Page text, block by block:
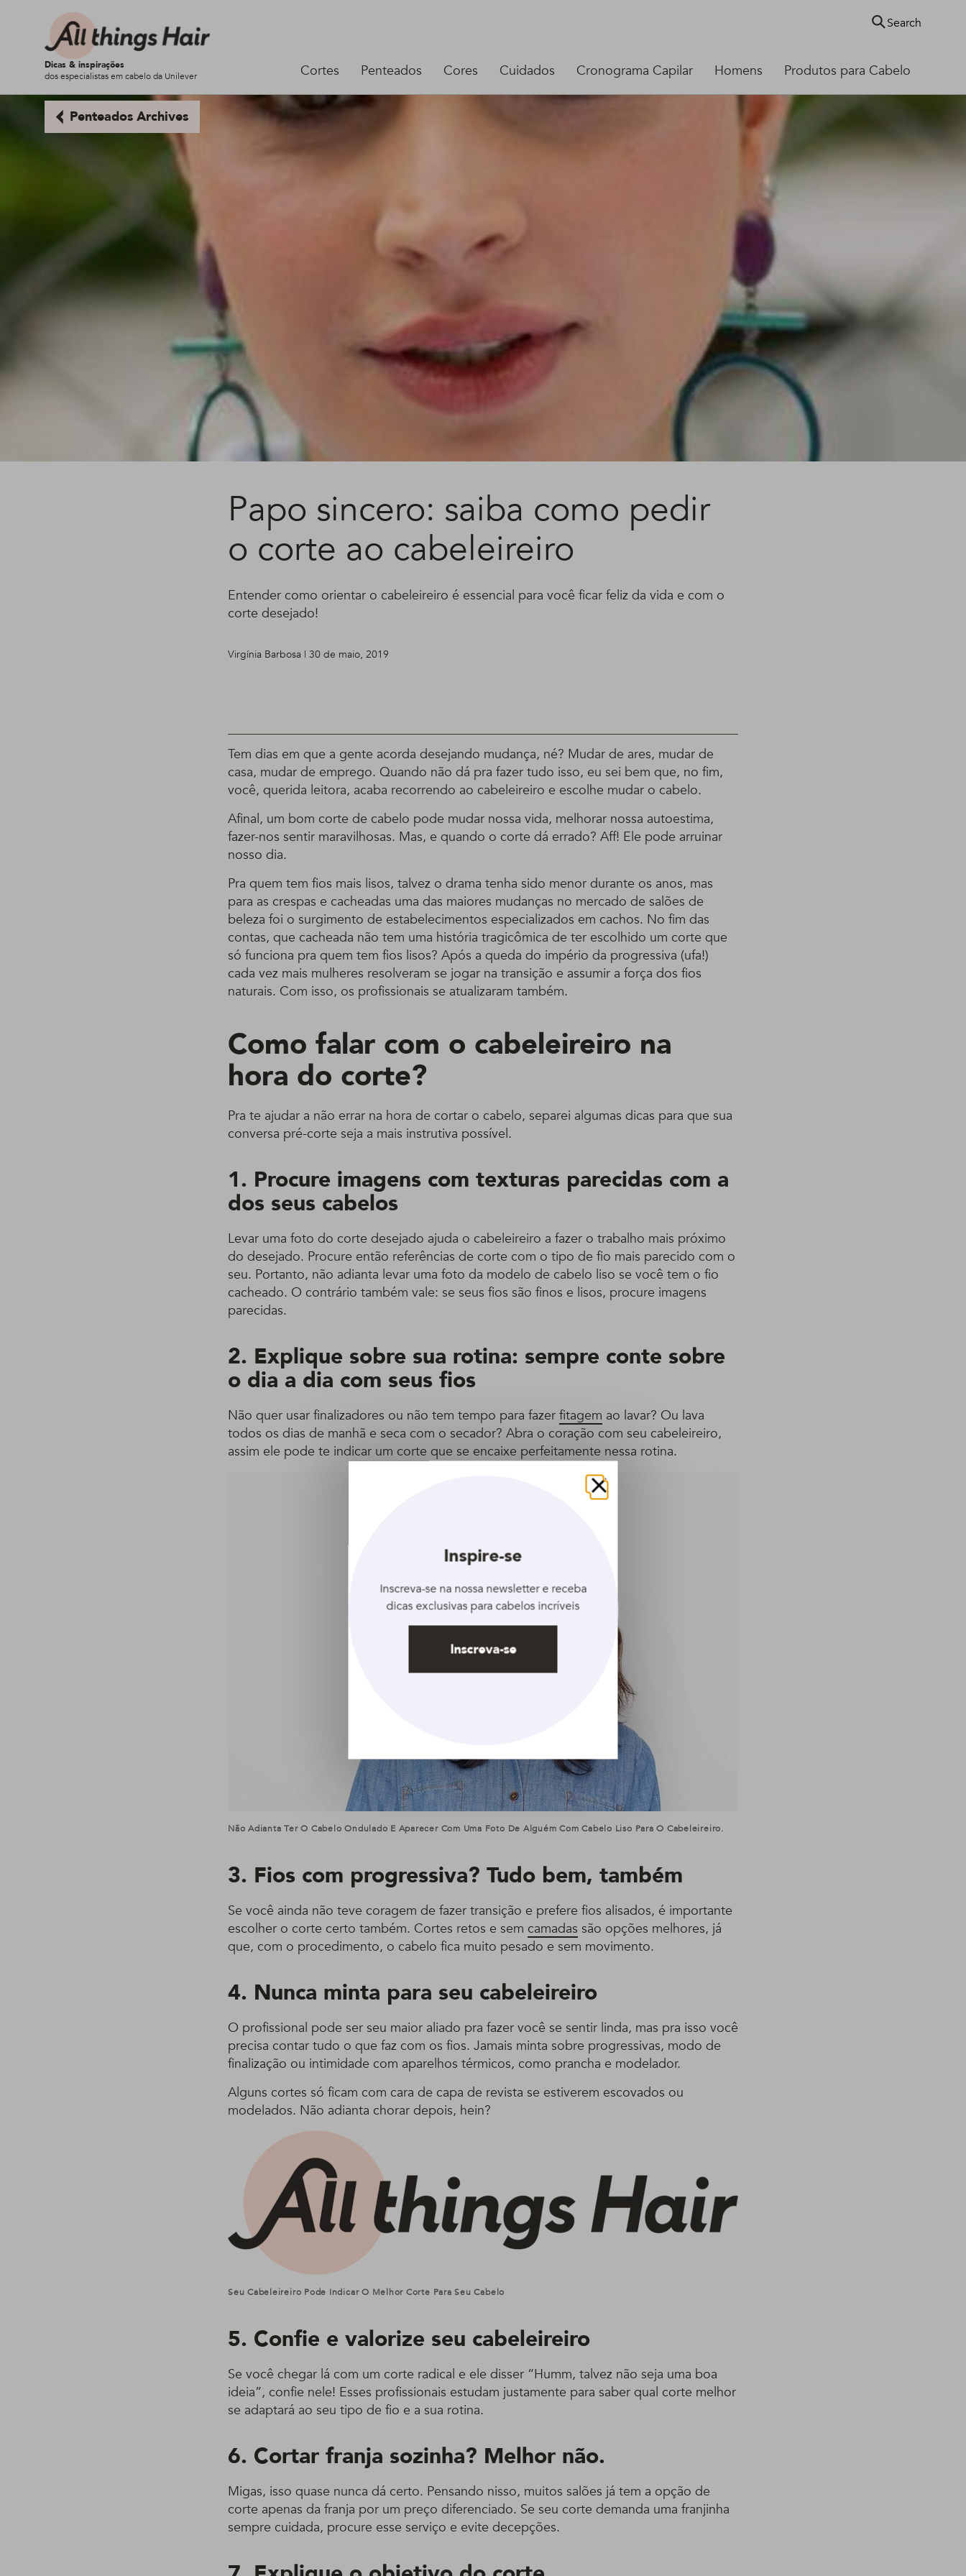
Dicas & inspirações
dos especialistas em cabelo da Unilever
Cortes Penteados Cores Cuidados Cronograma Capilar Homens Produtos para Cabelo
Search
Penteados Archives
Papo sincero: saiba como pedir
o corte ao cabeleireiro
Entender como orientar o cabeleireiro é essencial para você ficar feliz da vida e com o
corte desejado!
Virgínia Barbosa | 30 de maio, 2019
Tem dias em que a gente acorda desejando mudança, né? Mudar de ares, mudar de
casa, mudar de emprego. Quando não dá pra fazer tudo isso, eu sei bem que, no fim,
você, querida leitora, acaba recorrendo ao cabeleireiro e escolhe mudar o cabelo.
Afinal, um bom corte de cabelo pode mudar nossa vida, melhorar nossa autoestima,
fazer-nos sentir maravilhosas. Mas, e quando o corte dá errado? Aff! Ele pode arruinar
nosso dia.
Pra quem tem fios mais lisos, talvez o drama tenha sido menor durante os anos, mas
para as crespas e cacheadas uma das maiores mudanças no mercado de salões de
beleza foi o surgimento de estabelecimentos especializados em cachos. No fim das
contas, que cacheada não tem uma história tragicômica de ter escolhido um corte que
só funciona pra quem tem fios lisos? Após a queda do império da progressiva (ufa!)
cada vez mais mulheres resolveram se jogar na transição e assumir a força dos fios
naturais. Com isso, os profissionais se atualizaram também.
Como falar com o cabeleireiro na
hora do corte?
Pra te ajudar a não errar na hora de cortar o cabelo, separei algumas dicas para que sua
conversa pré-corte seja a mais instrutiva possível.
1. Procure imagens com texturas parecidas com a
dos seus cabelos
Levar uma foto do corte desejado ajuda o cabeleireiro a fazer o trabalho mais próximo
do desejado. Procure então referências de corte com o tipo de fio mais parecido com o
seu. Portanto, não adianta levar uma foto da modelo de cabelo liso se você tem o fio
cacheado. O contrário também vale: se seus fios são finos e lisos, procure imagens
parecidas.
2. Explique sobre sua rotina: sempre conte sobre
o dia a dia com seus fios
Não quer usar finalizadores ou não tem tempo para fazer fitagem ao lavar? Ou lava
todos os dias de manhã e seca com o secador? Abra o coração com seu cabeleireiro,
assim ele pode te indicar um corte que se encaixe perfeitamente nessa rotina.
Não Adianta Ter O Cabelo Ondulado E Aparecer Com Uma Foto De Alguém Com Cabelo Liso Para O Cabeleireiro.
3. Fios com progressiva? Tudo bem, também
Se você ainda não teve coragem de fazer transição e prefere fios alisados, é importante
escolher o corte certo também. Cortes retos e sem camadas são opções melhores, já
que, com o procedimento, o cabelo fica muito pesado e sem movimento.
4. Nunca minta para seu cabeleireiro
O profissional pode ser seu maior aliado pra fazer você se sentir linda, mas pra isso você
precisa contar tudo o que faz com os fios. Jamais minta sobre progressivas, modo de
finalização ou intimidade com aparelhos térmicos, como prancha e modelador.
Alguns cortes só ficam com cara de capa de revista se estiverem escovados ou
modelados. Não adianta chorar depois, hein?
Seu Cabeleireiro Pode Indicar O Melhor Corte Para Seu Cabelo
5. Confie e valorize seu cabeleireiro
Se você chegar lá com um corte radical e ele disser “Humm, talvez não seja uma boa
ideia”, confie nele! Esses profissionais estudam justamente para saber qual corte melhor
se adaptará ao seu tipo de fio e a sua rotina.
6. Cortar franja sozinha? Melhor não.
Migas, isso quase nunca dá certo. Pensando nisso, muitos salões já tem a opção de
corte apenas da franja por um preço diferenciado. Se seu corte demanda uma franjinha
sempre cuidada, procure esse serviço e evite decepções.
Fechar
Inspire-se
Inscreva-se na nossa newsletter e receba
dicas exclusivas para cabelos incríveis
Inscreva-se